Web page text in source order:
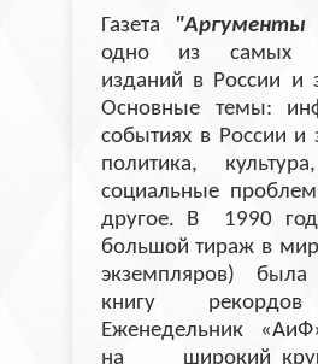
Газета
одно из самых
изданий в России и
Основные темы:
событиях в России и
политика,
социальные
другое. В 1990
большой тираж в
экземпляров)
книгу
Еженедельник
на широкий круг